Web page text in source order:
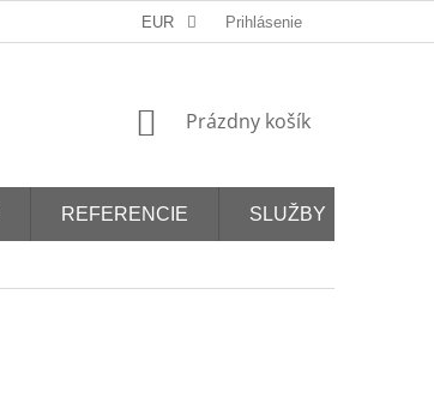
EUR Prihlásenie
NÁKUPNÝ
Prázdny košík
REFERENCIE SLUŽBY